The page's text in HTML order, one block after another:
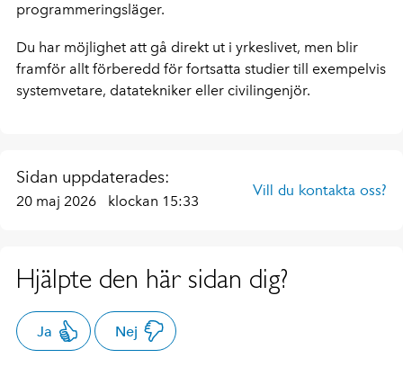
programmeringsläger.
Du har möjlighet att gå direkt ut i yrkeslivet, men blir
framför allt förberedd för fortsatta studier till exempelvis
systemvetare, datatekniker eller civilingenjör.
Sidan uppdaterades:
20 maj 2026 klockan 15:33
Vill du kontakta oss?
Hjälpte den här sidan dig?
Ja Nej